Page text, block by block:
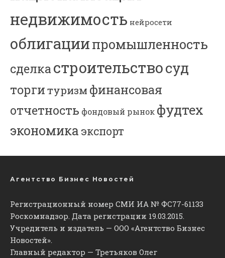
недвижимость нейросети
облигациипромышленность
сделкастроительствосуд
торгитуризм финансовая
отчетность фондовый рынок фудтех
экономика экспорт
Агентство Бизнес Новостей
Регистрационный номер СМИ ИА № ФС77-61133
Роскомнадзор. Дата регистрации 19.03.2015.
Учредитель и издатель — ООО «Агентство Бизнес
Новостей».
Главный редактор — Третьяков Олег